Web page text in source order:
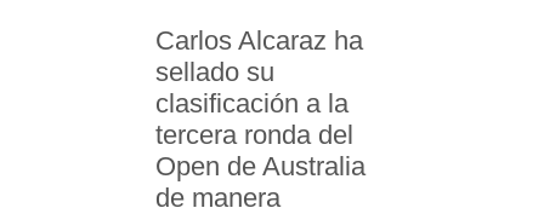
Carlos Alcaraz ha
sellado su
clasificación a la
tercera ronda del
Open de Australia
de manera